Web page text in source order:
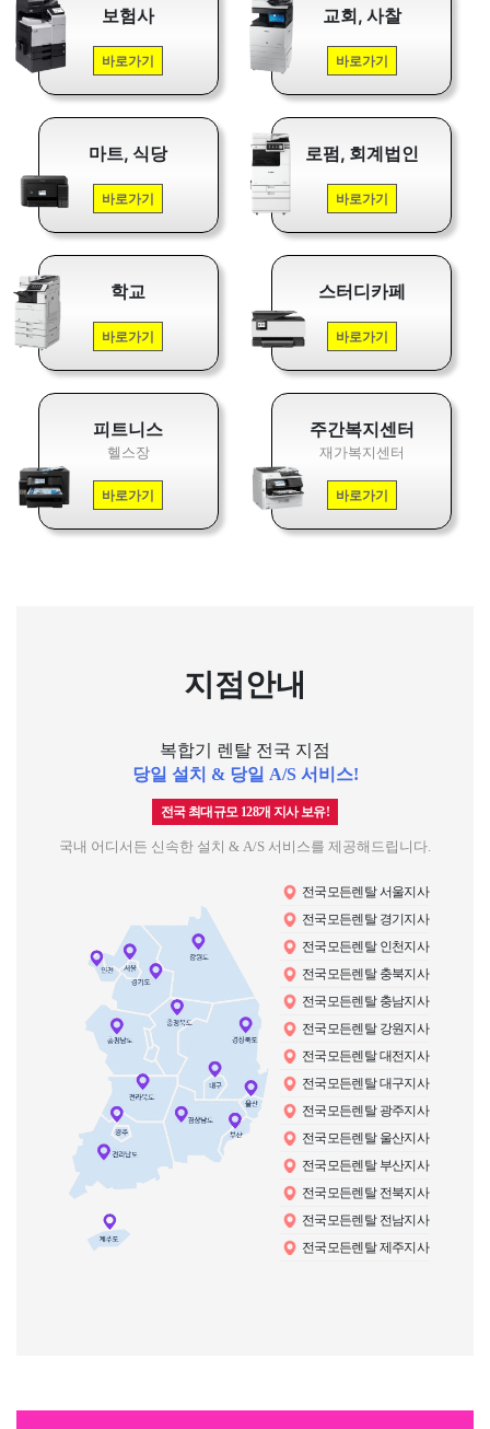
보험사
바로가기
교회, 사찰
바로가기
마트, 식당
바로가기
로펌, 회계법인
바로가기
학교
바로가기
스터디카페
바로가기
피트니스
헬스장
바로가기
주간복지센터
재가복지센터
바로가기
지점안내
복합기 렌탈 전국 지점
당일 설치 & 당일 A/S 서비스!
전국 최대규모 128개 지사 보유!
국내 어디서든 신속한 설치 & A/S 서비스를 제공해드립니다.
전국모든렌탈 서울지사
전국모든렌탈 경기지사
전국모든렌탈 인천지사
전국모든렌탈 충북지사
전국모든렌탈 충남지사
전국모든렌탈 강원지사
전국모든렌탈 대전지사
전국모든렌탈 대구지사
전국모든렌탈 광주지사
전국모든렌탈 울산지사
전국모든렌탈 부산지사
전국모든렌탈 전북지사
전국모든렌탈 전남지사
전국모든렌탈 제주지사